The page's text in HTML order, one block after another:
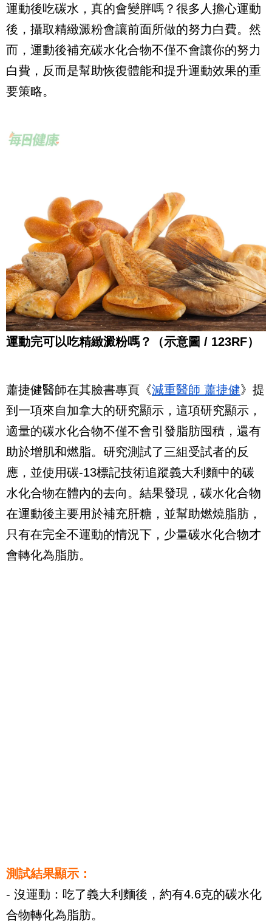
運動後吃碳水，真的會變胖嗎？很多人擔心運動
後，攝取精緻澱粉會讓前面所做的努力白費。然
而，運動後補充碳水化合物不僅不會讓你的努力
白費，反而是幫助恢復體能和提升運動效果的重
要策略。
運動完可以吃精緻澱粉嗎？（示意圖 / 123RF）
蕭捷健醫師在其臉書專頁《減重醫師 蕭捷健》提
到一項來自加拿大的研究顯示，這項研究顯示，
適量的碳水化合物不僅不會引發脂肪囤積，還有
助於增肌和燃脂。研究測試了三組受試者的反
應，並使用碳-13標記技術追蹤義大利麵中的碳
水化合物在體內的去向。結果發現，碳水化合物
在運動後主要用於補充肝糖，並幫助燃燒脂肪，
只有在完全不運動的情況下，少量碳水化合物才
會轉化為脂肪。
測試結果顯示：
- 沒運動：吃了義大利麵後，約有4.6克的碳水化
合物轉化為脂肪。